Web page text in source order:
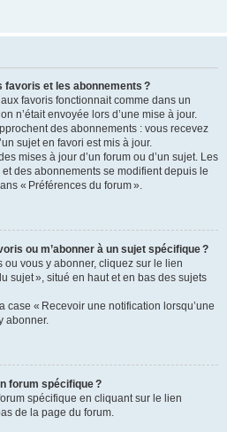
favoris et les abonnements ?
favoris fonctionnait comme dans un
n’était envoyée lors d’une mise à jour.
des abonnements : vous recevez
sujet en favori est mis à jour.
mises à jour d’un forum ou d’un sujet. Les
des abonnements se modifient depuis le
« Préférences du forum ».
ou m’abonner à un sujet spécifique ?
ou vous y abonner, cliquez sur le lien
sujet », situé en haut et en bas des sujets
case « Recevoir une notification lorsqu’une
abonner.
forum spécifique ?
spécifique en cliquant sur le lien
de la page du forum.